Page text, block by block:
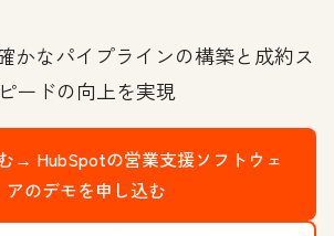
かなパイプラインの構築と成約ス
ピードの向上を実現
→ HubSpotの営業支援ソフトウェ
アのデモを申し込む